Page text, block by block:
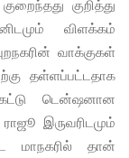
குறித்து
விளக்கம்
வாக்குகள்
தள்ளப்பட்டதாக
டென்ஷனான
இருவரிடமும்
மாநகரில் தான்